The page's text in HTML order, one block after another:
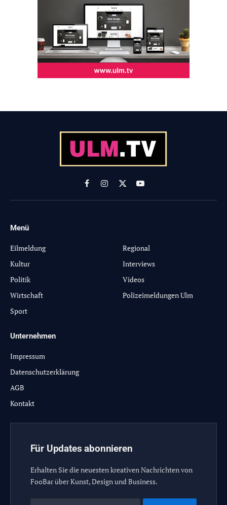
FacebookInstagram
X
(Twitter)
YouTube
Menü
Eilmeldung
Kultur
Politik
Wirtschaft
Sport
Regional
Interviews
Videos
Polizeimeldungen Ulm
Unternehmen
Impressum
Datenschutzerklärung
AGB
Kontakt
Für Updates abonnieren
Erhalten Sie die neuesten kreativen Nachrichten von
FooBar über Kunst, Design und Business.